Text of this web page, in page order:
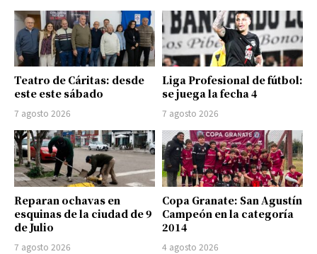
Teatro de Cáritas: desde
este este sábado
7 agosto 2026
Liga Profesional de fútbol:
se juega la fecha 4
7 agosto 2026
Reparan ochavas en
esquinas de la ciudad de 9
de Julio
7 agosto 2026
Copa Granate: San Agustín
Campeón en la categoría
2014
4 agosto 2026